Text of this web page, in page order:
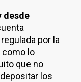
desde
por la
como lo
que no
los